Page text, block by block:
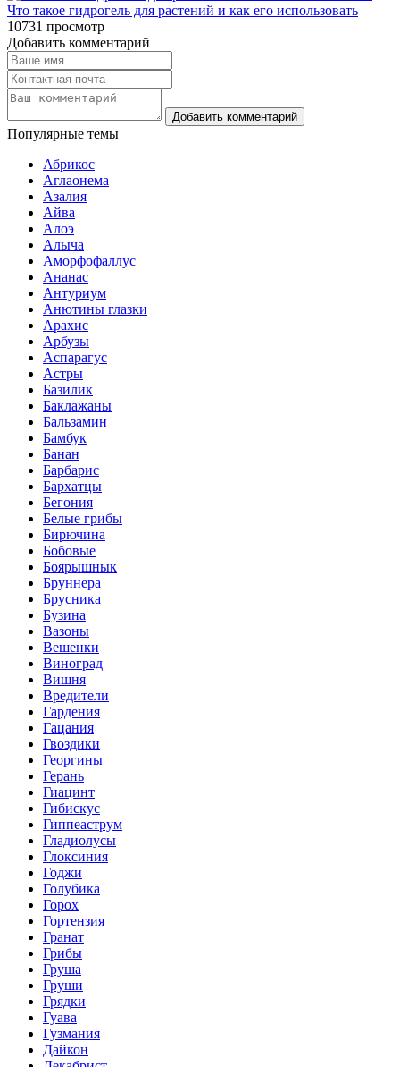
Что такое гидрогель для растений и как его использовать
10731 просмотр
Добавить комментарий
Популярные темы
Абрикос
Аглаонема
Азалия
Айва
Алоэ
Алыча
Аморфофаллус
Ананас
Антуриум
Анютины глазки
Арахис
Арбузы
Аспарагус
Астры
Базилик
Баклажаны
Бальзамин
Бамбук
Банан
Барбарис
Бархатцы
Бегония
Белые грибы
Бирючина
Бобовые
Боярышнык
Бруннера
Брусника
Бузина
Вазоны
Вешенки
Виноград
Вишня
Вредители
Гардения
Гацания
Гвоздики
Георгины
Герань
Гиацинт
Гибискус
Гиппеаструм
Гладиолусы
Глоксиния
Годжи
Голубика
Горох
Гортензия
Гранат
Грибы
Груша
Груши
Грядки
Гуава
Гузмания
Дайкон